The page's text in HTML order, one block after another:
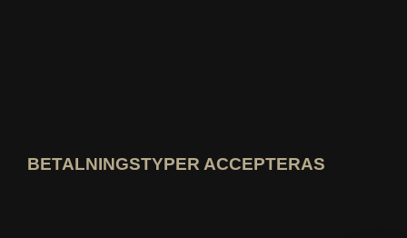
BETALNINGSTYPER ACCEPTERAS